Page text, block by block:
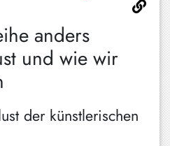
anders
und wie wir
der künstlerischen